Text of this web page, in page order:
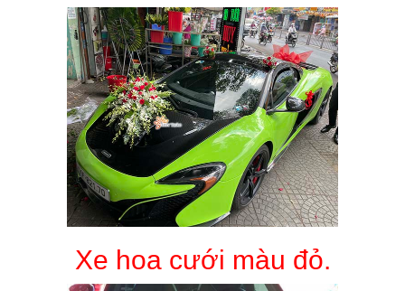
Xe hoa cưới màu đỏ.